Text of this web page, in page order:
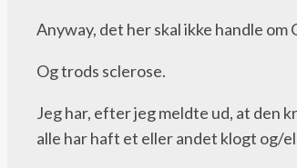
Anyway, det her skal ikke handle om
Og trods sclerose.
Jeg har, efter jeg meldte ud, at den
alle har haft et eller andet klogt og/